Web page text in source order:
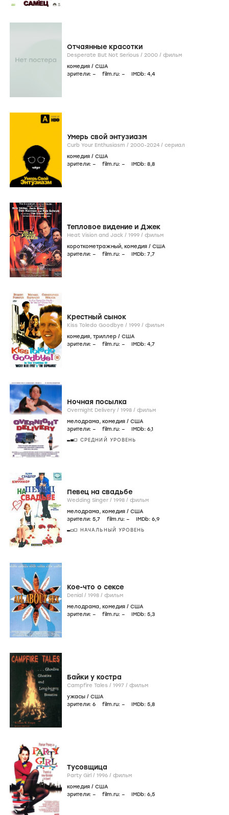
Отчаянные красотки
Desperate But Not Serious / 2000 / фильм
комедия / США
зрители: – film.ru: – IMDb: 4,4
Умерь свой энтузиазм
Curb Your Enthusiasm / 2000-2024 / сериал
комедия / США
зрители: – film.ru: – IMDb: 8,8
Тепловое видение и Джек
Heat Vision and Jack / 1999 / фильм
короткометражный, комедия / США
зрители: – film.ru: – IMDb: 7,7
Крестный сынок
Kiss Toledo Goodbye / 1999 / фильм
комедия, триллер / США
зрители: – film.ru: – IMDb: 4,7
Ночная посылка
Overnight Delivery / 1998 / фильм
мелодрама, комедия / США
зрители: – film.ru: – IMDb: 6,1
СРЕДНИЙ УРОВЕНЬ
Певец на свадьбе
Wedding Singer / 1998 / фильм
мелодрама, комедия / США
зрители: 5,7 film.ru: – IMDb: 6,9
НАЧАЛЬНЫЙ УРОВЕНЬ
Кое-что о сексе
Denial / 1998 / фильм
мелодрама, комедия / США
зрители: – film.ru: – IMDb: 5,3
Байки у костра
Campfire Tales / 1997 / фильм
ужасы / США
зрители: 6 film.ru: – IMDb: 5,8
Тусовщица
Party Girl / 1996 / фильм
комедия / США
зрители: – film.ru: – IMDb: 6,5